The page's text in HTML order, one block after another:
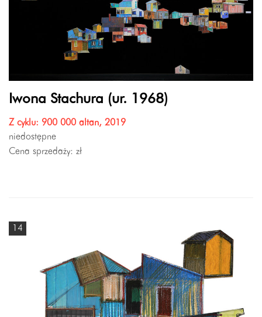
Iwona Stachura (ur. 1968)
Z cyklu: 900 000 altan, 2019
niedostępne
Cena sprzedaży: zł
14